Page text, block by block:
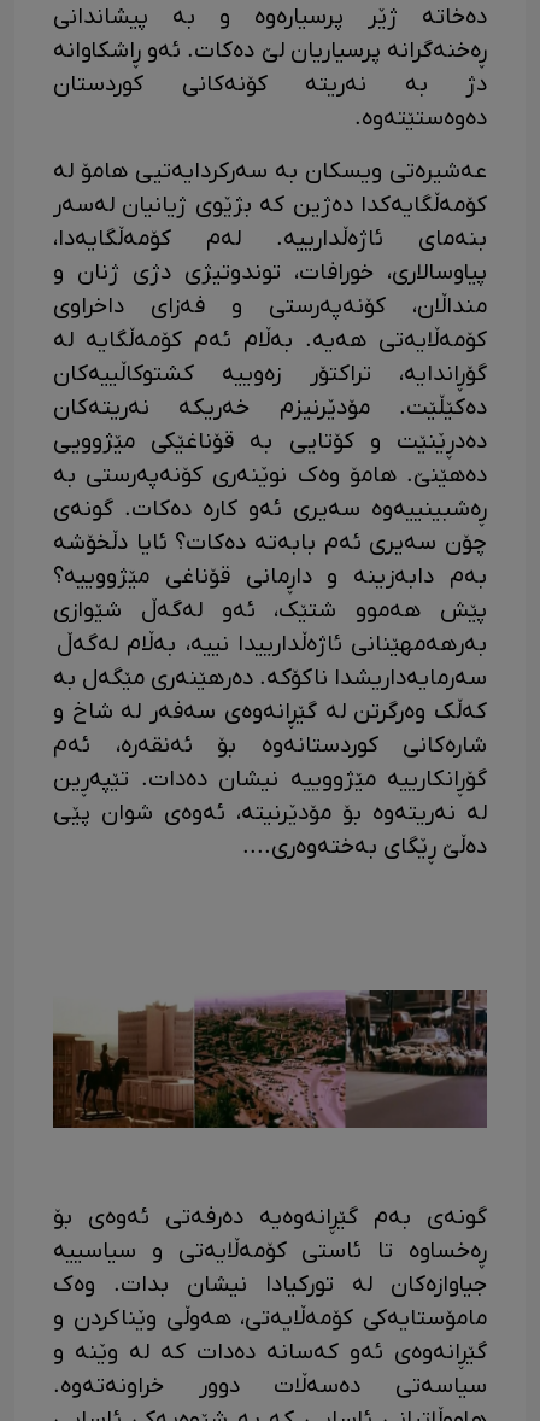
دەخاتە ژێر پرسیارەوە و بە پیشاندانی
ڕەخنەگرانە پرسیاریان لێ دەکات. ئەو ڕاشکاوانە
دژ بە نەریتە کۆنەکانی کوردستان
دەوەستێتەوە.
عەشیرەتی ویسکان بە سەرکردایەتیی هامۆ لە
کۆمەڵگایەکدا دەژین کە بژێوی ژیانیان لەسەر
بنەمای ئاژەڵدارییە. لەم کۆمەڵگایەدا،
پیاوسالاری، خورافات، توندوتیژی دژی ژنان و
منداڵان، کۆنەپەرستی و فەزای داخراوی
کۆمەڵایەتی هە­یه. بەڵام ئەم کۆمەڵگایە لە
گۆڕاندایە، تراکتۆر زەوییە کشتوکاڵییەکان
دەکێڵێت. مۆدێرنیزم خەریکە نەریتەکان
دەدڕێنێت و کۆتایی بە قۆناغێکی مێژوویی
دەهێنێ. هامۆ وەک نوێنەری کۆنەپەرستی بە
ڕەشبینییەوە سەیری ئەو کارە دەکات. گونەی
چۆن سەیری ئەم بابەتە دەکات؟ ئایا دڵخۆشە
بەم دابەزینە و داڕمانی قۆناغی مێژووییه؟
پێش هەموو شتێک، ئەو لەگەڵ شێوازی
بەرهەمهێنانی ئاژەڵدارییدا نییه، بەڵام لەگەڵ
سەرمایەداریشدا ناکۆکە. دەرهێنەری مێگەل به
کەڵک وەرگرتن لە گێڕانەوەی سەفەر لە شاخ و
شارەکانی کوردستانەوە بۆ ئەنقەرە، ئەم
گۆڕانکارییە مێژووییە نیشان دەدات. تێپەڕین
لە نەریتەوە بۆ مۆدێرنیتە، ئەوەی شوان پێی
دەڵێ ڕێگای بەختەوەری....
گونەی بەم گێڕانەوەیە دەرفەتی ئەوەی بۆ
ڕەخساوە تا ئاستی کۆمەڵایەتی و سیاسییە
جیاوازەکان لە تورکیادا نیشان بدات. وەک
مامۆستایەکی کۆمەڵایەتی، هەوڵی وێناکردن و
گێڕانەوەی ئەو کەسانە دەدات کە لە وێنە و
سیاسەتی دەسەڵات دوور خراونەتەوە.